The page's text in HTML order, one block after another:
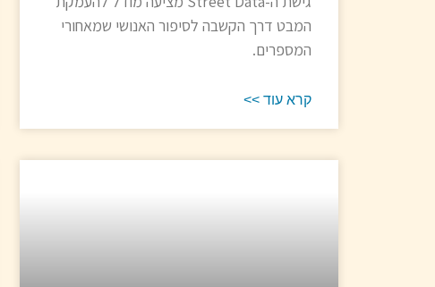
המבט דרך הקשבה לסיפור האנושי שמאחורי
המספרים.
קרא עוד >>